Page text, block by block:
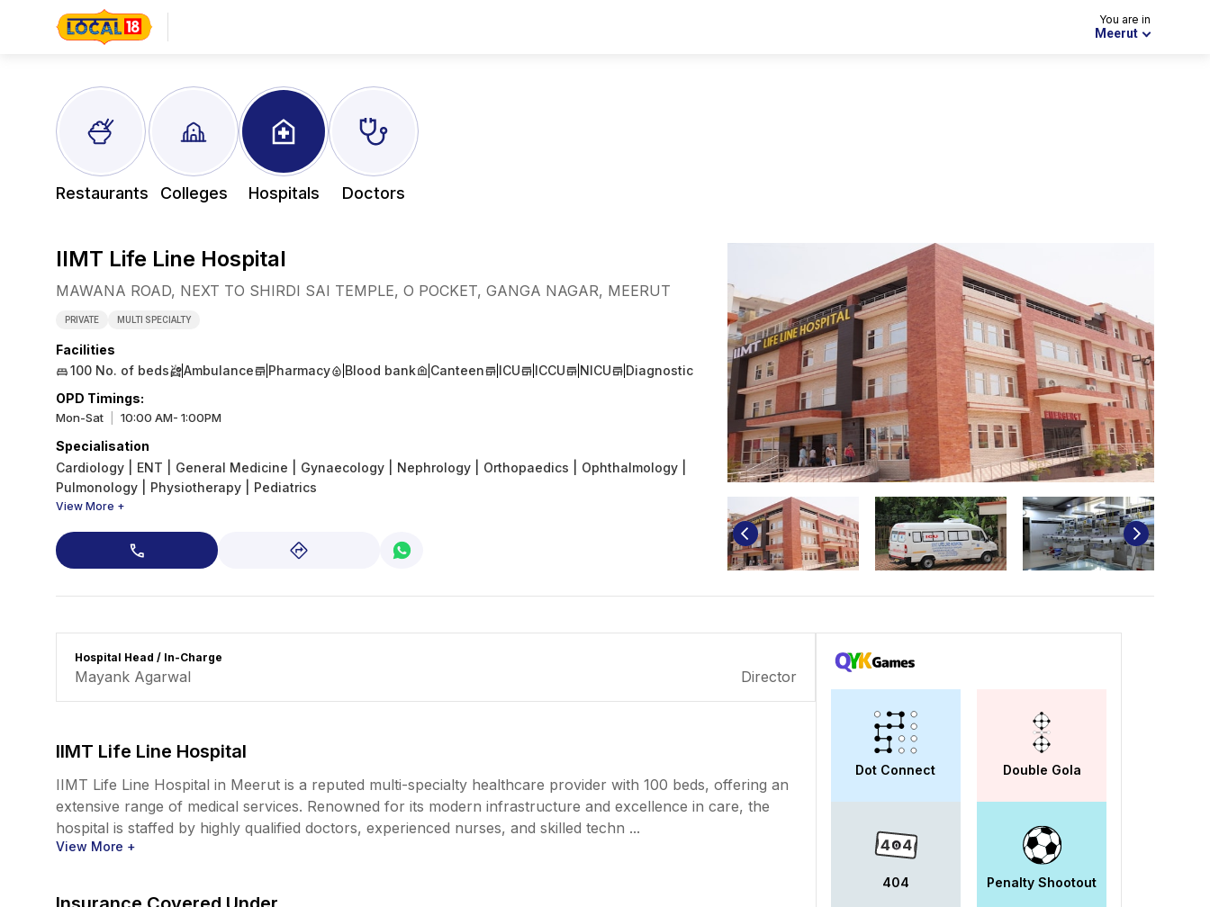
You are in
Meerut
Restaurants Colleges Hospitals Doctors
IIMT Life Line Hospital
MAWANA ROAD, NEXT TO SHIRDI SAI TEMPLE, O POCKET, GANGA NAGAR, MEERUT
PRIVATE MULTI SPECIALTY
Facilities
100 No. of beds Ambulance Pharmacy Blood bank Canteen ICU ICCU NICU
Diagnostic
OPD Timings:
Mon-Sat 10:00 AM- 1:00PM
Specialisation
Cardiology
ENT General Medicine Gynaecology Nephrology Orthopaedics Ophthalmology
Pulmonology
Physiotherapy Pediatrics
View More +
Hospital Head / In-Charge
Mayank Agarwal Director
IIMT Life Line Hospital
IIMT Life Line Hospital in Meerut is a reputed multi-specialty healthcare provider with 100 beds, offering an
extensive range of medical services. Renowned for its modern infrastructure and excellence in care, the
hospital is staffed by highly qualified doctors, experienced nurses, and skilled techn ...
View More +
Dot Connect Double Gola
404 Penalty Shootout